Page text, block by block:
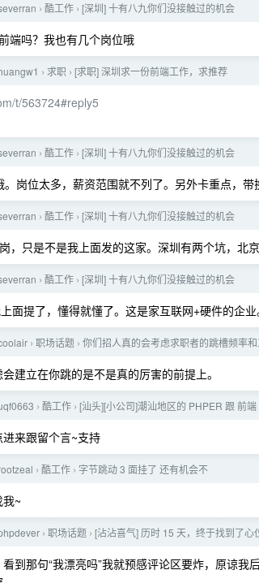
› 酷工作 › [深圳] 十有八九你们没接触过的机会
端吗？我也有几个岗位哦
› 求职 › [求职] 深圳求一份前端工作，求推荐
t/563724#reply5
› 酷工作 › [深圳] 十有八九你们没接触过的机会
。岗位太多，薪资范围就不列了。另外卡重点，带
› 酷工作 › [深圳] 十有八九你们没接触过的机会
，只是不是我上面发的这家。深圳有两个坑，北
› 酷工作 › [深圳] 十有八九你们没接触过的机会
面提了，懂得就懂了。这是家互联网+硬件的企业
› 职场话题 › 你们招人真的会考虑求职者的跳槽频率和
建立在你跳的是不是真的厉害的前提上。
› 酷工作 › [汕头][小公司]潮汕地区的 PHPER 跟 前端
来跟留个言~支持
› 酷工作 › 字节跳动 3 面挂了 还有机会不
~
› 职场话题 › [沾沾喜气] 历时 15 天，终于找到了
到那句“我漂亮吗”我就预感评论区要炸，原谅我